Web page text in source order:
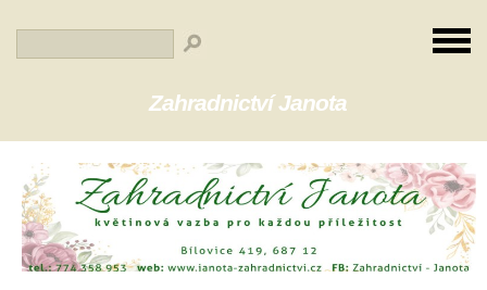
Zahradnictví Janota